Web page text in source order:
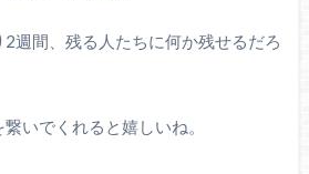
週間、残る人たちに何か残せるだろ
いでくれると嬉しいね。